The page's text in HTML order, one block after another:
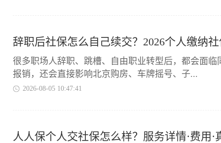
辞职后社保怎么自己续交？2026个人缴纳
很多职场人辞职、跳槽、自由职业转型后，都会面
报销，还会直接影响北京购房、车牌摇号、子...
2026-08-05 10:47:41
人人保个人交社保怎么样？服务详情·费用·